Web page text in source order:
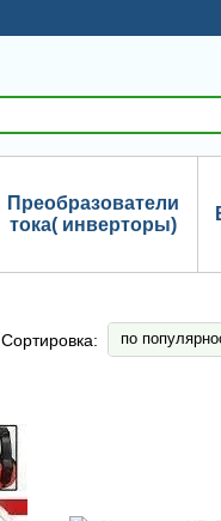
Преобразователи
тока( инверторы)
Сортировка: по